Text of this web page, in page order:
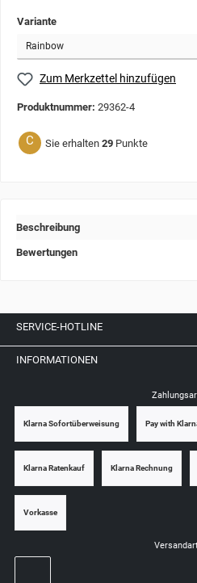
Variante
Zum Merkzettel hinzufügen
Produktnummer: 29362-4
C Sie erhalten 29 Punkte
Beschreibung
Bewertungen
SERVICE-HOTLINE
INFORMATIONEN
Klarna Sofortüberweisung Pay with
Klarna Ratenkauf Klarna Rechnung
Vorkasse